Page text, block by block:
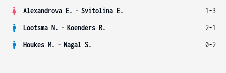
Alexandrova E. - Svitolina E.
1-3
Lootsma N. - Koenders R.
2-1
Houkes M. - Nagal S. 0-2